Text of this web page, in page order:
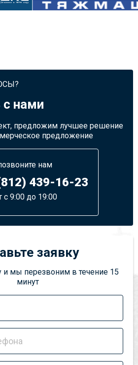
нами
предложим лучшее решение
предложение
нам
439-16-23
с 9:00 до 19:00
заявку
и мы перезвоним в течение 15
минут